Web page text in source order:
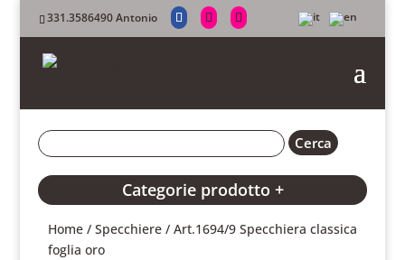
331.3586490 Antonio
Categorie prodotto +
Home /Specchiere / Art.1694/9 Specchiera classica
foglia oro